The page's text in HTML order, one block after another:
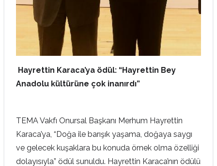
Hayrettin Karaca’ya ödül: “Hayrettin Bey
Anadolu kültürüne çok inanırdı”
TEMA Vakfı Onursal Başkanı Merhum Hayrettin
Karaca’ya, “Doğa ile barışık yaşama, doğaya saygı
ve gelecek kuşaklara bu konuda örnek olma özelliği
dolayısıyla” ödül sunuldu. Hayrettin Karaca’nın ödülü